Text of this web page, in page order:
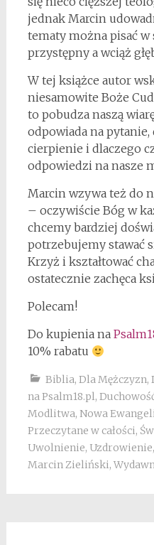
jednak Marcin
tematy można pisać
przystępny a wciąż
W tej książce autor
niesamowite Boże
to pobudza naszą
odpowiada na
cierpienie i dlaczego
odpowiedzi na nasze
Marcin wzywa też do
– oczywiście Bóg w
chcemy bardziej
potrzebujemy stawać
Krzyż i kształtować
ostatecznie zachęca
Polecam!
Do kupienia na
10% rabatu
Biblia, Dla Mężczyzn,
na Psalm18.pl,
Modlitwa, Nowa
Przeczytane w całości,
Uwolnienie, Uzdrowienie,
Marcin Zieliński,